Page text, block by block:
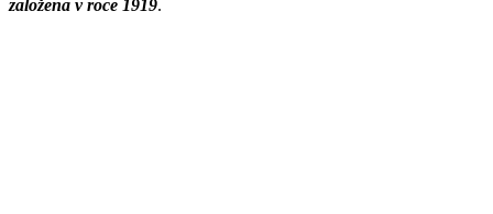
založena v roce 1919.